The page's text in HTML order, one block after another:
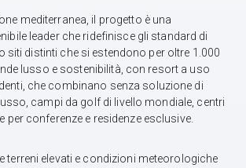
mediterranea, il progetto è una
leader che ridefinisce gli standard di
siti distinti che si estendono per oltre 1.000
lusso e sostenibilità, con resort a uso
che combinano senza soluzione di
campi da golf di livello mondiale, centri
per conferenze e residenze esclusive.
terreni elevati e condizioni meteorologiche